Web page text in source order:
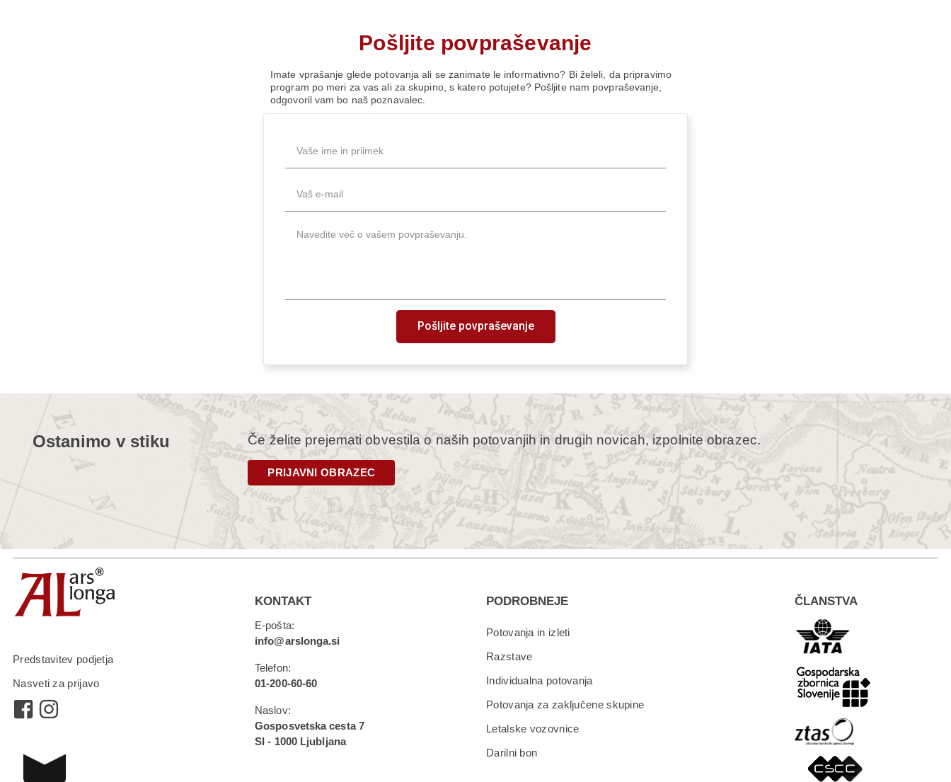
Pošljite povpraševanje
Imate vprašanje glede potovanja ali se zanimate le informativno? Bi želeli, da pripravimo
program po meri za vas ali za skupino, s katero potujete? Pošljite nam povpraševanje,
odgovoril vam bo naš poznavalec.
Pošljite povpraševanje
Ostanimo v stiku Če želite prejemati obvestila o naših potovanjih in drugih novicah, izpolnite obrazec.
PRIJAVNI OBRAZEC
Predstavitev podjetja
Nasveti za prijavo
KONTAKT
E-pošta:
info@arslonga.si
Telefon:
01-200-60-60
Naslov:
Gosposvetska cesta 7
SI - 1000 Ljubljana
PODROBNEJE
Potovanja in izleti
Razstave
Individualna potovanja
Potovanja za zaključene skupine
Letalske vozovnice
Darilni bon
ČLANSTVA